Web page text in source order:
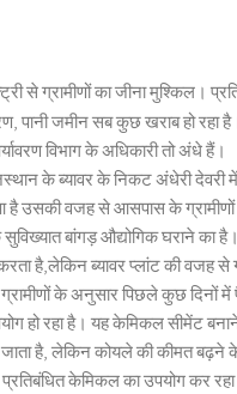
से ग्रामीणों का जीना मुश्किल।
पानी जमीन सब कुछ खराब हो रहा
विभाग के अधिकारी तो अंधे हैं।
के ब्यावर के निकट अंधेरी देवरी
है उसकी वजह से आसपास के ग्रामीणों
बांगड़ औद्योगिक घराने का
है,लेकिन ब्यावर प्लांट की वजह से
ग्रामीणों के अनुसार पिछले कुछ दिनों
हो रहा है। यह केमिकल सीमेंट
जाता है, लेकिन कोयले की कीमत बढ़ने
केमिकल का उपयोग कर